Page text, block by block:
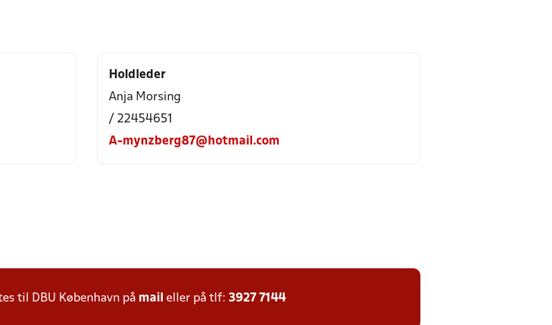
Holdleder
Anja Morsing
/ 22454651
A-mynzberg87@hotmail.com
til DBU København på mail eller på tlf: 3927 7144